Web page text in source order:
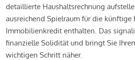
detaillierte Haushaltsrechnung
ausreichend Spielraum für die künftige
Immobilienkredit enthalten. Das
finanzielle Solidität und bringt Sie
wichtigen Schritt näher.